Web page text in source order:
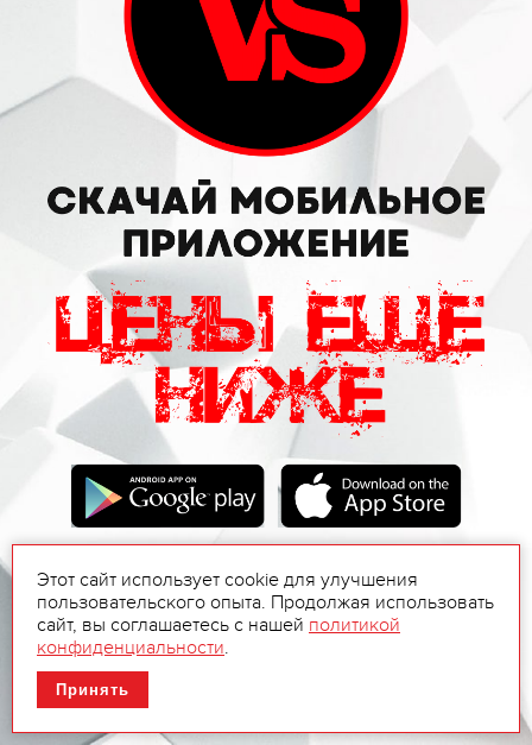
Этот сайт использует cookie для улучшения
пользовательского опыта. Продолжая использовать
сайт, вы соглашаетесь с нашей политикой
конфиденциальности.
Принять